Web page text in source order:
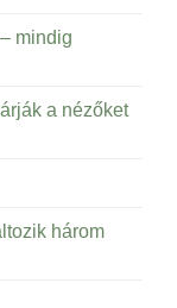
mindig
a nézőket
három